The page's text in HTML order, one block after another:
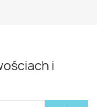
i